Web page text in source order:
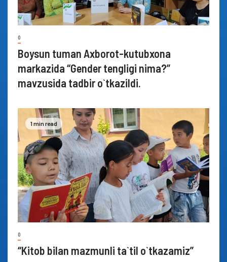
0
Boysun tuman Axborot-kutubxona
markazida “Gender tengligi nima?”
mavzusida tadbir o`tkazildi.
1 min read
0
“Kitob bilan mazmunli ta`til o`tkazamiz”